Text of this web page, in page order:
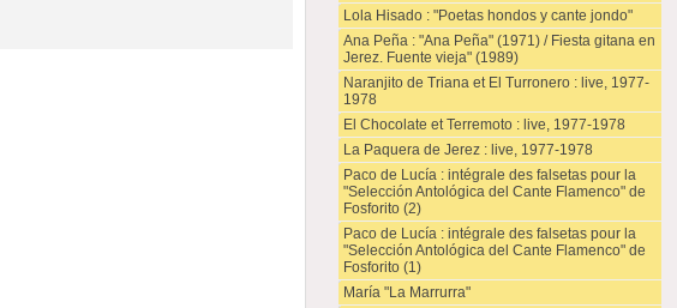
Lola Hisado : "Poetas hondos y cante jondo"
Ana Peña : "Ana Peña" (1971) / Fiesta gitana en
Jerez. Fuente vieja" (1989)
Naranjito de Triana et El Turronero : live, 1977-
1978
El Chocolate et Terremoto : live, 1977-1978
La Paquera de Jerez : live, 1977-1978
Paco de Lucía : intégrale des falsetas pour la
"Selección Antológica del Cante Flamenco" de
Fosforito (2)
Paco de Lucía : intégrale des falsetas pour la
"Selección Antológica del Cante Flamenco" de
Fosforito (1)
María "La Marrurra"